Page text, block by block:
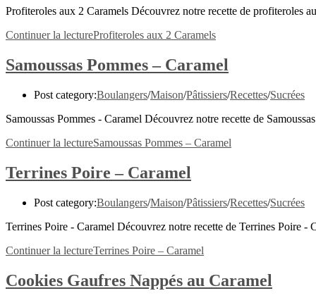
Profiteroles aux 2 Caramels Découvrez notre recette de
Continuer la lectureProfiteroles aux 2 Caramels
Samoussas Pommes – Caramel
Post category:Boulangers/Maison/Pâtissiers/Recettes/Sucrées
Samoussas Pommes - Caramel Découvrez notre recette de
Continuer la lectureSamoussas Pommes – Caramel
Terrines Poire – Caramel
Post category:Boulangers/Maison/Pâtissiers/Recettes/Sucrées
Terrines Poire - Caramel Découvrez notre recette de Terrines Poire
Continuer la lectureTerrines Poire – Caramel
Cookies Gaufres Nappés au Caramel